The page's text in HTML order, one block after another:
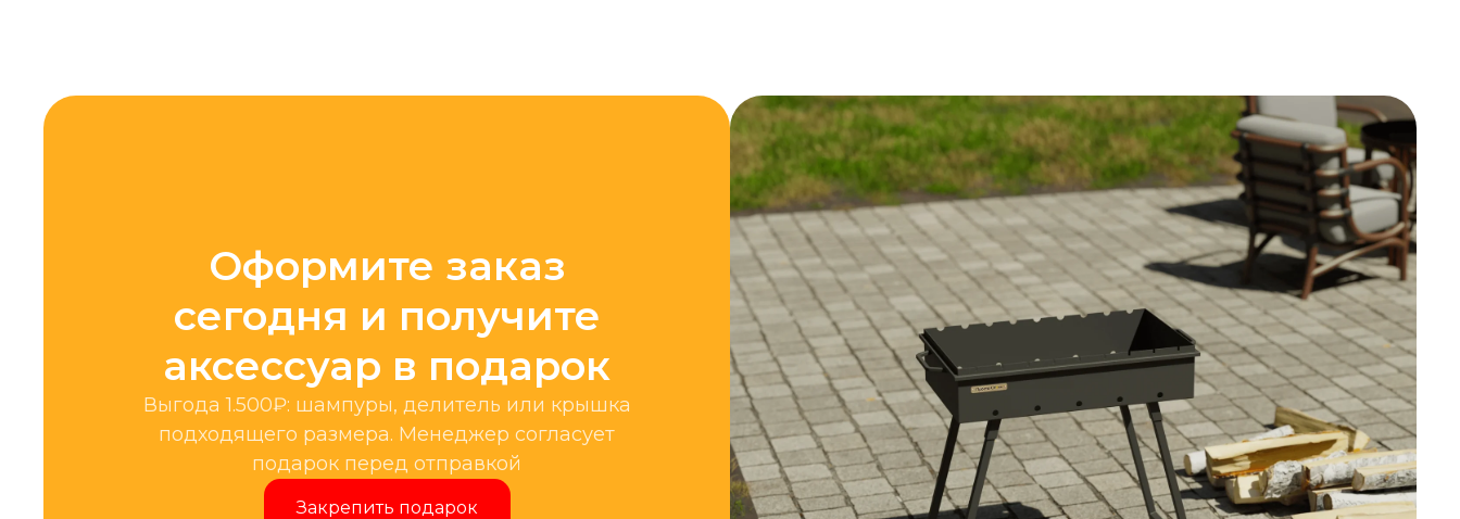
Оформите заказ
сегодня и получите
аксессуар в подарок
Выгода 1.500₽: шампуры, делитель или крышка
подходящего размера. Менеджер согласует
подарок перед отправкой
Закрепить подарок